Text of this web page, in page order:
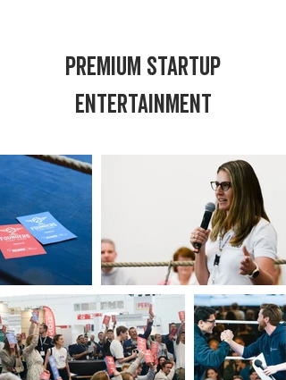
PREMIUM STARTUP
ENTERTAINMENT